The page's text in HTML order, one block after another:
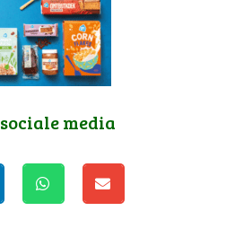
media